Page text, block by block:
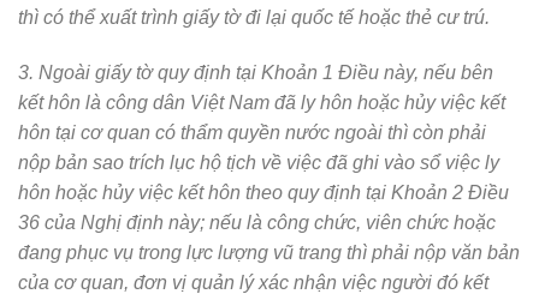
thì có thể xuất trình giấy tờ đi lại quốc tế hoặc thẻ cư trú.
3. Ngoài giấy tờ quy định tại Khoản 1 Điều này, nếu bên
kết hôn là công dân Việt Nam đã ly hôn hoặc hủy việc kết
hôn tại cơ quan có thẩm quyền nước ngoài thì còn phải
nộp bản sao trích lục hộ tịch về việc đã ghi vào sổ việc ly
hôn hoặc hủy việc kết hôn theo quy định tại Khoản 2 Điều
36 của Nghị định này; nếu là công chức, viên chức hoặc
đang phục vụ trong lực lượng vũ trang thì phải nộp văn bản
của cơ quan, đơn vị quản lý xác nhận việc người đó kết